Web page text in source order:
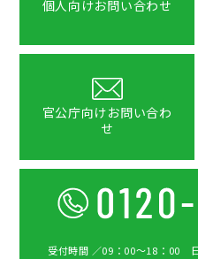
個人向けお問い合わせ
官公庁向けお問い合わ
せ
受付時間 ／09：00〜18：00